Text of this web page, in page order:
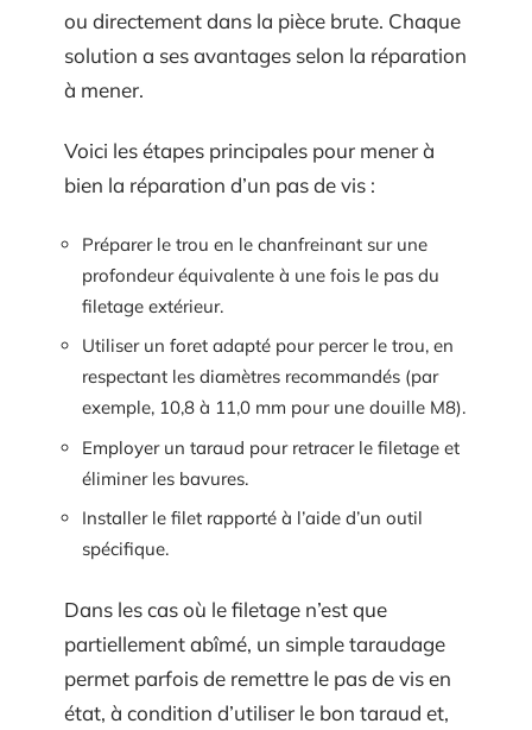
ou directement dans la pièce brute. Chaque
solution a ses avantages selon la réparation
à mener.
Voici les étapes principales pour mener à
bien la réparation d’un pas de vis :
Préparer le trou en le chanfreinant sur une
profondeur équivalente à une fois le pas du
filetage extérieur.
Utiliser un foret adapté pour percer le trou, en
respectant les diamètres recommandés (par
exemple, 10,8 à 11,0 mm pour une douille M8).
Employer un taraud pour retracer le filetage et
éliminer les bavures.
Installer le filet rapporté à l’aide d’un outil
spécifique.
Dans les cas où le filetage n’est que
partiellement abîmé, un simple taraudage
permet parfois de remettre le pas de vis en
état, à condition d’utiliser le bon taraud et,